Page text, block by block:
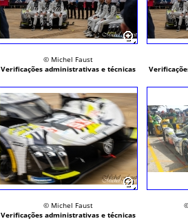
© Michel Faust
Verificações administrativas e técnicas
© Michel Faust
Verificações administrativas e técnicas